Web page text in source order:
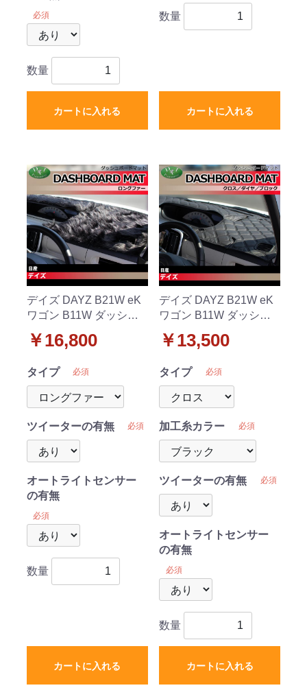
必須
数量
カートに入れる
数量
カートに入れる
デイズ DAYZ B21W eK
ワゴン B11W ダッシュ
ァー ハイパイル 受注生
￥16,800
タイプ 必須
ツイーターの有無 必須
オートライトセンサー
の有無
必須
数量
カートに入れる
デイズ DAYZ B21W eK
ワゴン B11W ダッシュ
イヤ/ブロック 受注生産
￥13,500
タイプ 必須
加工糸カラー 必須
ツイーターの有無 必須
オートライトセンサー
の有無
必須
数量
カートに入れる